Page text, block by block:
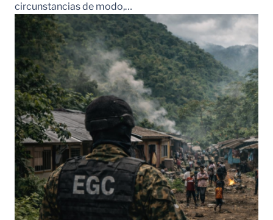
circunstancias de modo,…